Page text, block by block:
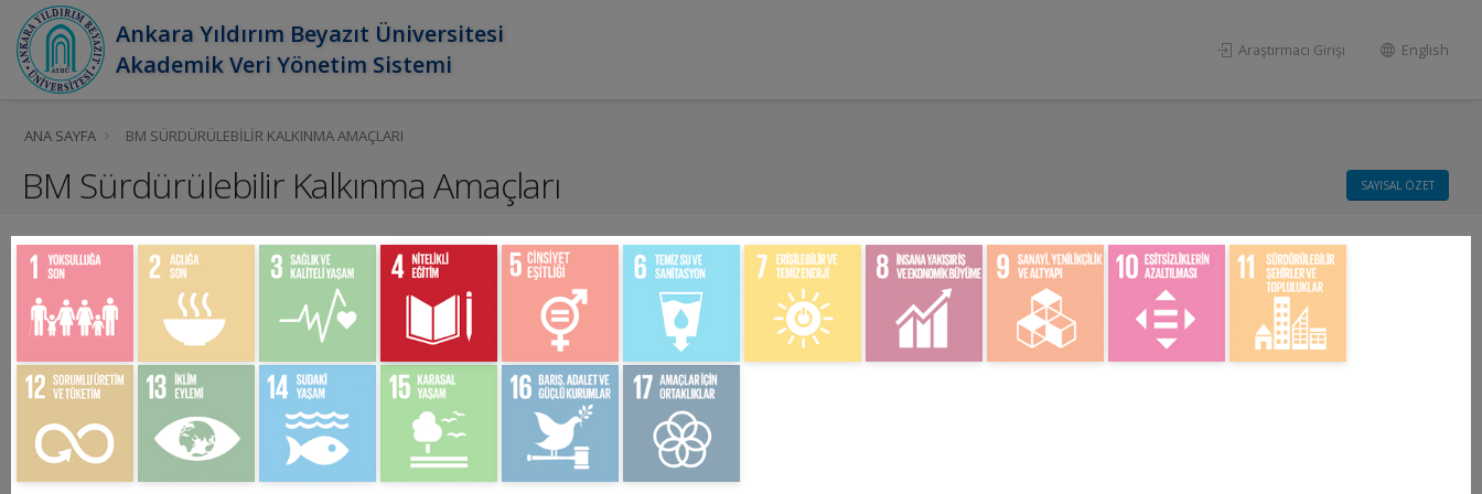
Ankara Yıldırım Beyazıt Üniversitesi
Akademik Veri Yönetim Sistemi
Araştırmacı Girişi English
ANA SAYFA BM SÜRDÜRÜLEBILIR KALKINMA AMAÇLARI
BM Sürdürülebilir Kalkınma Amaçları SAYISAL ÖZET